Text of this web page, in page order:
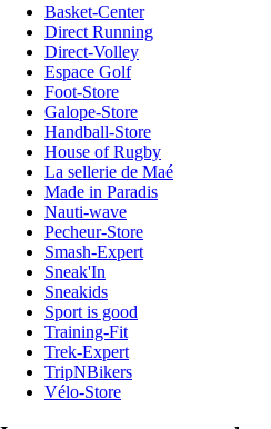
Basket-Center
Direct Running
Direct-Volley
Espace Golf
Foot-Store
Galope-Store
Handball-Store
House of Rugby
La sellerie de Maé
Made in Paradis
Nauti-wave
Pecheur-Store
Smash-Expert
Sneak'In
Sneakids
Sport is good
Training-Fit
Trek-Expert
TripNBikers
Vélo-Store